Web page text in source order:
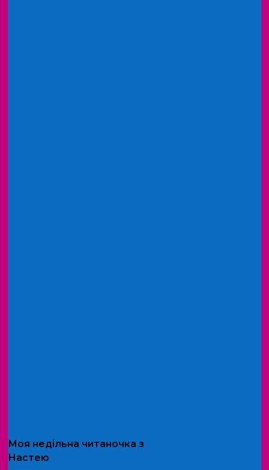
Моя недільна читаночка з
Настею